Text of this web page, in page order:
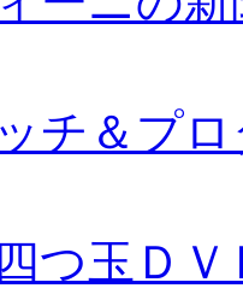
チ＆プ
つ玉Ｄ